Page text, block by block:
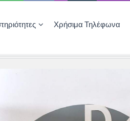
Χρήσιμα Τηλέφωνα